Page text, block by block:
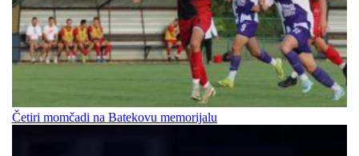
Četiri momčadi na Batekovu memorijalu